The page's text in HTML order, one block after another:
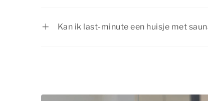
Kan ik last-minute een huisje met